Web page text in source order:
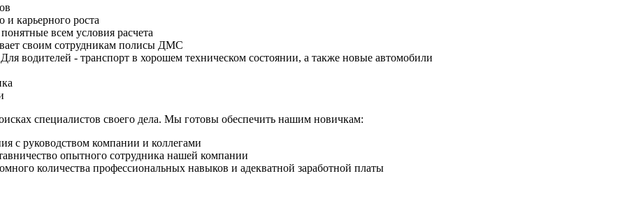
карьерного роста
всем условия расчета
своим сотрудникам полисы ДМС
водителей - транспорт в хорошем техническом состоянии, а также новые автомобили
специалистов своего дела. Мы готовы обеспечить нашим новичкам:
с руководством компании и коллегами
опытного сотрудника нашей компании
количества профессиональных навыков и адекватной заработной платы